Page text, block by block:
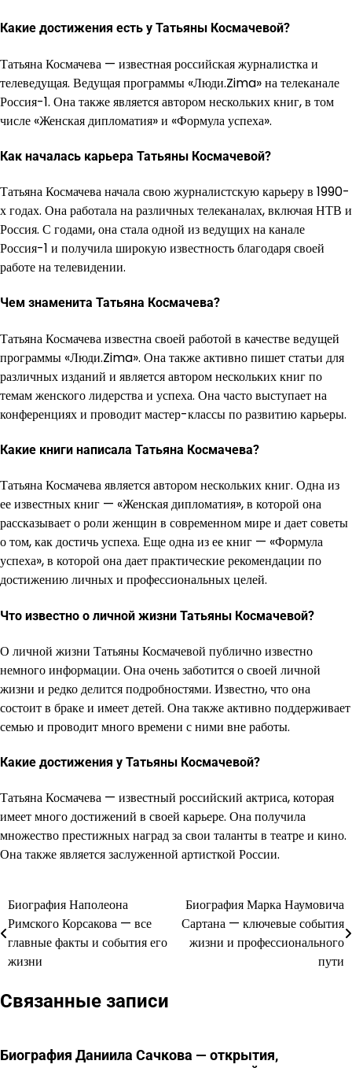
Какие достижения есть у Татьяны Космачевой?
Татьяна Космачева — известная российская журналистка и
телеведущая. Ведущая программы «Люди.Zima» на телеканале
Россия-1. Она также является автором нескольких книг, в том
числе «Женская дипломатия» и «Формула успеха».
Как началась карьера Татьяны Космачевой?
Татьяна Космачева начала свою журналистскую карьеру в 1990-
х годах. Она работала на различных телеканалах, включая НТВ и
Россия. С годами, она стала одной из ведущих на канале
Россия-1 и получила широкую известность благодаря своей
работе на телевидении.
Чем знаменита Татьяна Космачева?
Татьяна Космачева известна своей работой в качестве ведущей
программы «Люди.Zima». Она также активно пишет статьи для
различных изданий и является автором нескольких книг по
темам женского лидерства и успеха. Она часто выступает на
конференциях и проводит мастер-классы по развитию карьеры.
Какие книги написала Татьяна Космачева?
Татьяна Космачева является автором нескольких книг. Одна из
ее известных книг — «Женская дипломатия», в которой она
рассказывает о роли женщин в современном мире и дает советы
о том, как достичь успеха. Еще одна из ее книг — «Формула
успеха», в которой она дает практические рекомендации по
достижению личных и профессиональных целей.
Что известно о личной жизни Татьяны Космачевой?
О личной жизни Татьяны Космачевой публично известно
немного информации. Она очень заботится о своей личной
жизни и редко делится подробностями. Известно, что она
состоит в браке и имеет детей. Она также активно поддерживает
семью и проводит много времени с ними вне работы.
Какие достижения у Татьяны Космачевой?
Татьяна Космачева — известный российский актриса, которая
имеет много достижений в своей карьере. Она получила
множество престижных наград за свои таланты в театре и кино.
Она также является заслуженной артисткой России.
Навигация
по
записям
Биография Наполеона
Римского Корсакова — все
главные факты и события его
жизни
Биография Марка Наумовича
Сартана — ключевые события
жизни и профессионального
пути
Связанные записи
Биография Даниила Сачкова — открытия,